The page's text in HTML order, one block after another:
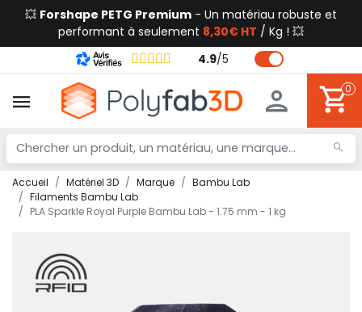
💥 Forshape PETG Premium - Un matériau robuste et
performant à seulement 8,30€ HT / Kg ! 💥
4.9/5
0
Accueil Matériel 3D Marque
Bambu Lab
Filaments Bambu Lab
PLA Sparkle Royal Purple Bambu Lab - 1.75 mm - 1 kg